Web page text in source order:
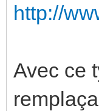
http://
Avec ce